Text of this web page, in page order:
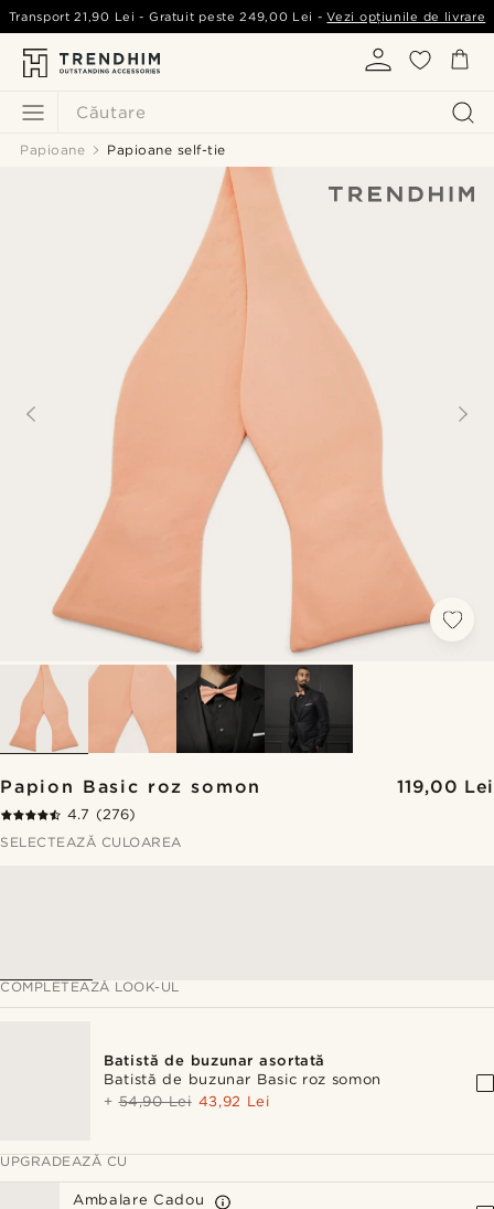
Căutare
Transport 21,90 Lei - Gratuit peste249,00 Lei -Vezi opțiunile de livrare
Papioane Papioane self-tie
Papion Basic roz somon 119,00 Lei
4.7 (276)
SELECTEAZĂ CULOAREA
COMPLETEAZĂ LOOK-UL
Batistă de buzunar asortată
Batistă de buzunar Basic roz somon
+54,90 Lei 43,92 Lei
UPGRADEAZĂ CU
Ambalare Cadou